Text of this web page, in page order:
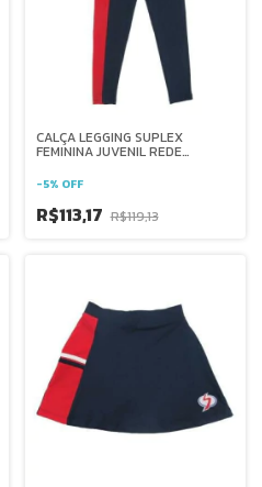
CALÇA LEGGING SUPLEX
FEMININA JUVENIL REDE
-5% OFF
R$113,17 R$119,13